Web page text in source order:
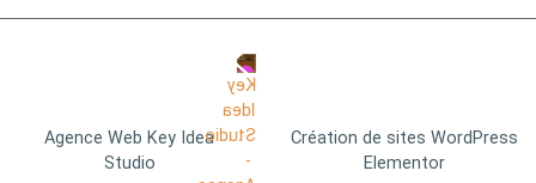
Agence Web Key Idea
Studio
Création de sites WordPress
Elementor